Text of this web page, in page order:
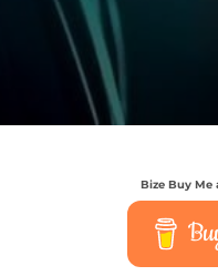
Bize Buy Me